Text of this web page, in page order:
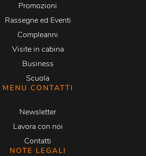
Promozioni
Rassegne ed Eventi
Compleanni
Visite in cabina
Business
Scuola
MENU CONTATTI
Newsletter
Lavora con noi
Contatti
NOTE LEGALI